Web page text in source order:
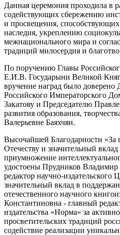
Данная церемония проходила в
содействующих сбережению
и просвещения,
наследия, укреплению
межнационального мира и
традиций милосердия и
По поручению Главы
Е.И.В. Государыни Великой
вручение наград было
Российского Императорского
Закатову и Председателю
развития образования,
Валерьевне Баяхчян.
Высочайшей Благодарности «За
Отечеству и значительный
приумножение
удостоены Прудников
редактор научно-
значительный вклад в
отечественного научного
Константиновна - главный
издательства «Норма» за
просветительских традиций
содействие реализации